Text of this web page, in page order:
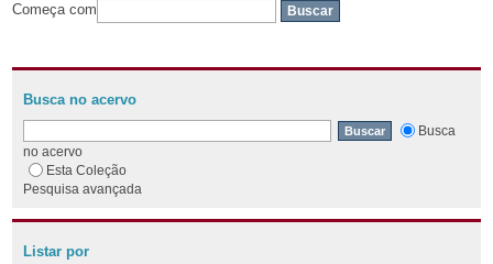
Começa com
Busca no acervo
Busca
no acervo
Esta Coleção
Pesquisa avançada
Listar por